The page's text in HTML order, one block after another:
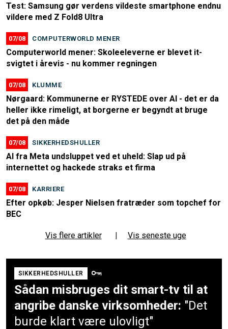
Test: Samsung gør verdens vildeste smartphone endnu
vildere med Z Fold8 Ultra
07/08 COMPUTERWORLD MENER
Computerworld mener: Skoleeleverne er blevet it-
svigtet i årevis - nu kommer regningen
07/08 KLUMME
Nørgaard: Kommunerne er RYSTEDE over AI - det er da
heller ikke rimeligt, at borgerne er begyndt at bruge
det på den måde
07/08 SIKKERHEDSHULLER
AI fra Meta undsluppet ved et uheld: Slap ud på
internettet og hackede straks et firma
07/08 KARRIERE
Efter opkøb: Jesper Nielsen fratræder som topchef for
BEC
Vis flere artikler | Vis seneste uge
SIKKERHEDSHULLER
Sådan misbruges dit smart-tv til at
angribe danske virksomheder: "Det
burde klart være ulovligt"